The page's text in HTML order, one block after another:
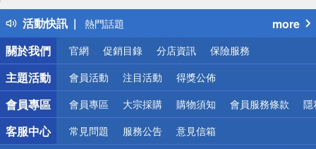
活動快訊
熱門話題
銀行優惠
偏遠地區配送
詐騙網頁！請小心！
more
關於我們
官網 促銷目錄 分店資訊 保險服務
主題活動 會員活動 注目活動 得獎公佈
會員專區 會員專區 大宗採購 購物須知 會員服務條款 隱
客服中心 常見問題 服務公告 意見信箱